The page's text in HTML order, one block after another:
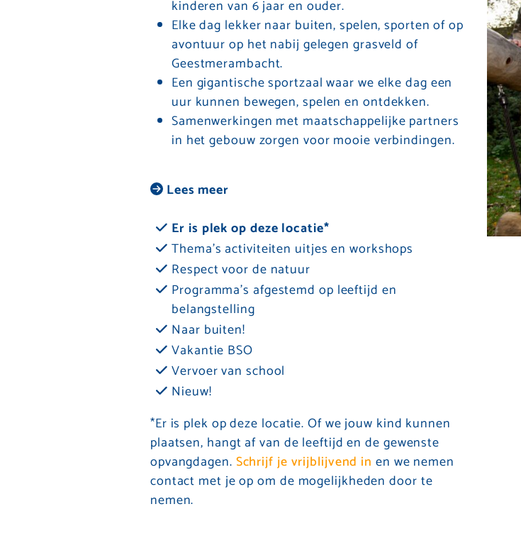
kinderen van 6 jaar en ouder.
Elke dag lekker naar buiten, spelen, sporten of op
avontuur op het nabij gelegen grasveld of
Geestmerambacht.
Een gigantische sportzaal waar we elke dag een
uur kunnen bewegen, spelen en ontdekken.
Samenwerkingen met maatschappelijke partners
in het gebouw zorgen voor mooie verbindingen.
Lees meer
Er is plek op deze locatie*
Thema’s activiteiten uitjes en workshops
Respect voor de natuur
Programma's afgestemd op leeftijd en
belangstelling
Naar buiten!
Vakantie BSO
Vervoer van school
Nieuw!
*Er is plek op deze locatie. Of we jouw kind kunnen
plaatsen, hangt af van de leeftijd en de gewenste
opvangdagen. Schrijf je vrijblijvend in en we nemen
contact met je op om de mogelijkheden door te
nemen.